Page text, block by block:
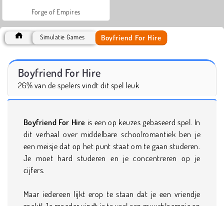
Forge of Empires
Simulatie Games Boyfriend For Hire
Boyfriend For Hire
26% van de spelers vindt dit spel leuk
Boyfriend For Hire is een op keuzes gebaseerd spel. In
dit verhaal over middelbare schoolromantiek ben je
een meisje dat op het punt staat om te gaan studeren.
Je moet hard studeren en je concentreren op je
cijfers.
Maar iedereen lijkt erop te staan dat je een vriendje